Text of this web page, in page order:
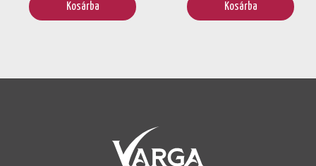
Kosárba Kosárba